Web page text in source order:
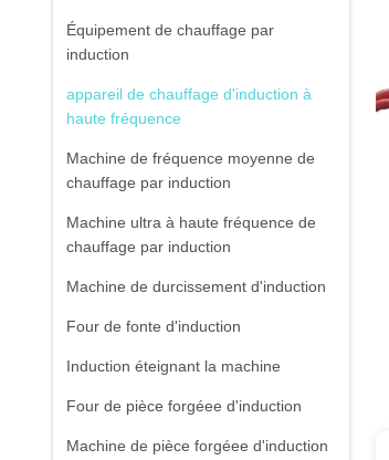
Équipement de chauffage par
induction
appareil de chauffage d'induction à
haute fréquence
Machine de fréquence moyenne de
chauffage par induction
Machine ultra à haute fréquence de
chauffage par induction
Machine de durcissement d'induction
Four de fonte d'induction
Induction éteignant la machine
Four de pièce forgéee d'induction
Machine de pièce forgéee d'induction